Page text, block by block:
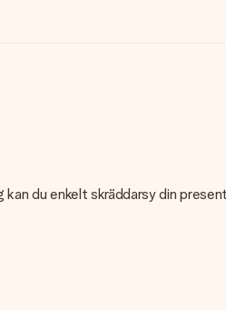
du enkelt skräddarsy din